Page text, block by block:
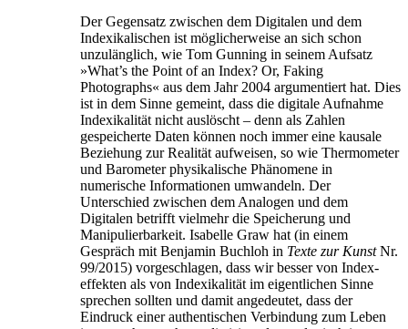
Der Gegensatz zwischen dem Digitalen und dem
Indexikalischen ist möglicherweise an sich schon
unzulänglich, wie Tom Gunning in seinem Aufsatz
»What’s the Point of an Index? Or, Faking
Photographs« aus dem Jahr 2004 argumentiert hat. Dies
ist in dem Sin­ne gemeint, dass die digitale Aufnahme
Indexikalität nicht auslöscht – denn als Zahlen
gespeicherte Daten können noch immer eine kausale
Beziehung zur Realität aufweisen, so wie Thermometer
und Barometer physikalische Phänomene in
numerische Informationen umwandeln. Der
Unterschied zwischen dem Analogen und dem
Digitalen betrifft vielmehr die Speicherung und
Manipulierbarkeit. Isa­belle Graw hat (in einem
Gespräch mit Benjamin Buchloh in Tex­te zur KunstNr.
99/2015) vorgeschlagen, dass wir besser von In­dex­­
effekten als von Indexikalität im eigentlichen Sinne
sprechen sollten und damit angedeutet, dass der
Eindruck einer authentischen Verbindung zum Leben